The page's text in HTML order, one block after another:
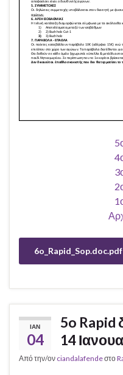
ΙΑΝ
04
5o Rapid
14
Από την/ον ciandalafendeστο